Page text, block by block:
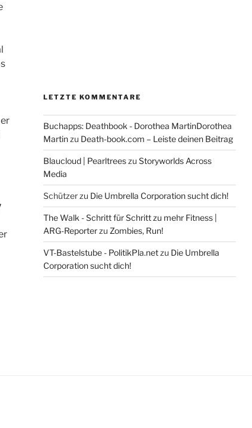
LETZTE KOMMENTARE
Buchapps: Deathbook - Dorothea MartinDorothea
Martinzu Death-book.com – Leiste deinen Beitrag
Blaucloud | Pearltreeszu Storyworlds Across
Media
Schützerzu Die Umbrella Corporation sucht dich!
The Walk - Schritt für Schritt zu mehr Fitness |
ARG-Reporterzu Zombies, Run!
VT-Bastelstube - PolitikPla.netzu Die Umbrella
Corporation sucht dich!